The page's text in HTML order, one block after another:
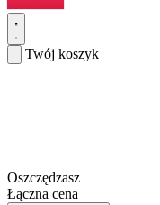
Twój koszyk
Oszczędzasz
Łączna cena